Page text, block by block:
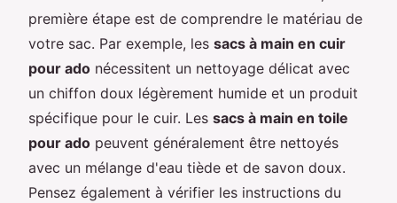
première étape est de comprendre le matériau de
votre sac. Par exemple, les sacs à main en cuir
pour ado nécessitent un nettoyage délicat avec
un chiffon doux légèrement humide et un produit
spécifique pour le cuir. Les sacs à main en toile
pour ado peuvent généralement être nettoyés
avec un mélange d'eau tiède et de savon doux.
Pensez également à vérifier les instructions du